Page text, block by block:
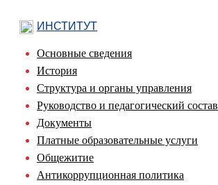
ИНСТИТУТ
Основные сведения
История
Структура и органы управления
Руководство и педагогический состав
Документы
Платные образовательные услуги
Общежитие
Антикоррупционная политика